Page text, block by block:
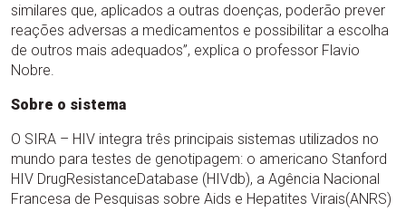
similares que, aplicados a outras doenças, poderão prever
reações adversas a medicamentos e possibilitar a escolha
de outros mais adequados”, explica o professor Flavio
Nobre.
Sobre o sistema
O SIRA – HIV integra três principais sistemas utilizados no
mundo para testes de genotipagem: o americano Stanford
HIV DrugResistanceDatabase (HIVdb), a Agência Nacional
Francesa de Pesquisas sobre Aids e Hepatites Virais(ANRS)